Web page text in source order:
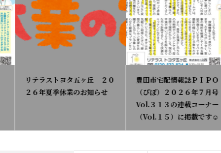
リテラストヨタ五ヶ丘 ２０
２６年夏季休業のお知らせ
豊田市宅配情報誌ＰＩＰＯ
（ぴぽ）２０２６年７月号
Vol.３１３の連載コーナー
（Vol.１５）に掲載です☺